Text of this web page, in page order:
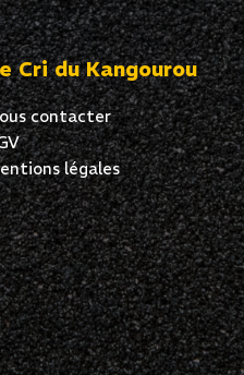
Cri du Kangourou
contacter
légales